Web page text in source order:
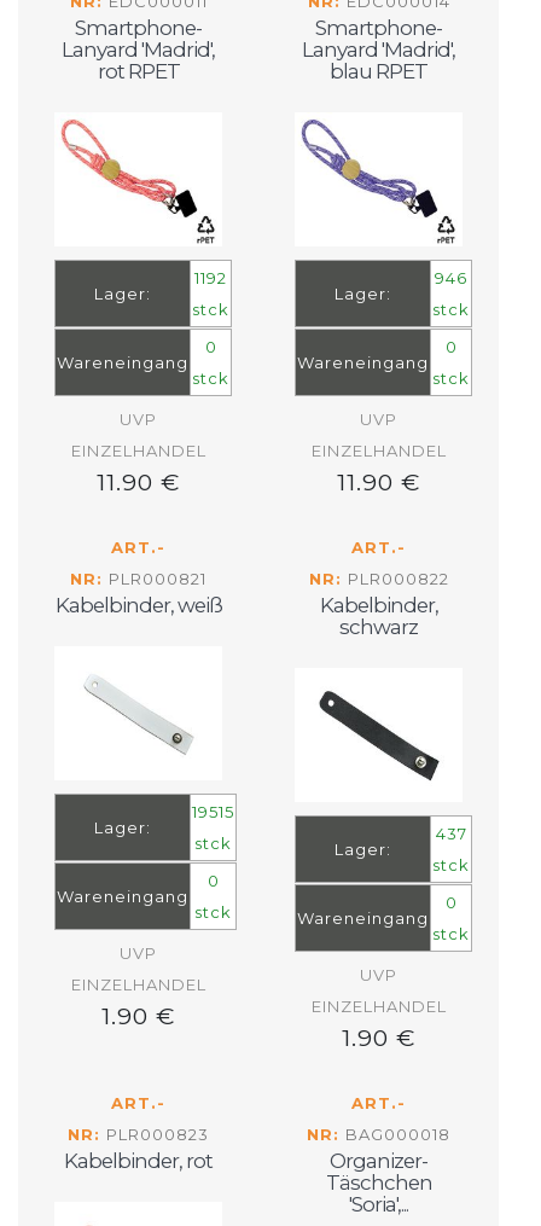
Smartphone-
Lanyard 'Madrid',
rot RPET
Lager:
1192
stck
Wareneingang
0
stck
UVP
EINZELHANDEL
11.90 €
Smartphone-
Lanyard 'Madrid',
blau RPET
Lager:
946
stck
Wareneingang
0
stck
UVP
EINZELHANDEL
11.90 €
ART.-
NR: PLR000821
Kabelbinder, weiß
Lager:
19515
stck
Wareneingang
0
stck
UVP
EINZELHANDEL
1.90 €
ART.-
NR: PLR000822
Kabelbinder,
schwarz
Lager:
437
stck
Wareneingang
0
stck
UVP
EINZELHANDEL
1.90 €
ART.-
NR: PLR000823
Kabelbinder, rot
ART.-
NR: BAG000018
Organizer-
Täschchen
'Soria',...